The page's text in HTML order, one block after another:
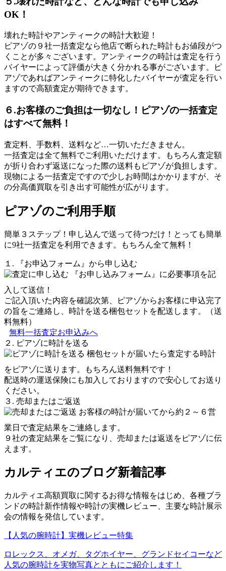
OK！
壊れた時計やアンティークの時計大歓迎！
ピアゾの９社一括査定なら他店で断られた時計もお値段がつ
くことが多々ございます。アンティークの時計は査定を行う
バイヤーによって評価が大きく分かれる事がございます。ピ
アゾであればアンティークに特化したバイヤーが査定を行い
ますので高額査定が期待できます。
６.お客様のご負担は一切なし！ピアゾの一括査定
はすべて無料！
査定料、手数料、送料など…一切いただきません。
一括査定は全て無料でご利用いただけます。もちろん査定額
が折り合わず返送になった際の送料もピアゾが負担します。
現物による一括査定ですので少しお時間はかかりますが、そ
の分高価買取を引き出す可能性が広がります。
ピアゾのご利用手順
簡単３ステップ！申し込んで送って待つだけ！とっても簡単
に9社一括査定を利用できます。もちろん全て無料！
１. 『お申込フォーム』から申し込む
『お申し込みフォーム』に必要事項を記
入して送信！
ご記入頂いた内容を確認次第、ピアゾからお客様に申込完了
の旨をご連絡し、時計を送る梱包セットを配送します。（送
料無料）
無料一括査定お申込みへ
２. ピアゾに時計を送る
梱包セットが届いたら査定する時計
をピアゾに送ります。もちろん送料無料です！
配送時の運送保険にも加入しておりますので安心してお送り
ください。
３. 売却またはご返送
お客様の時計が届いてから約２～６営
業日で査定結果をご連絡します。
９社の査定結果をご覧になり、売却または返送をピアゾに伝
えます。
カルティエのブログ新着記事
カルティエ高額買取に関するお得な情報をはじめ、各種ブラ
ンドの時計新作情報や時計の実機レビュー、主要な時計展示
会の情報を発信しています。
【人気の腕時計】実機レビュー特集
ロレックス、オメガ、タグホイヤー、グランドセイコーなど
人気の腕時計を実物写真とともにご紹介します！